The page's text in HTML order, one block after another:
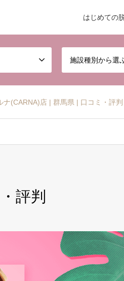
はじめての
施設種別から選
ナ(CARNA)店 | 群馬県 | 口コミ・評判
評判